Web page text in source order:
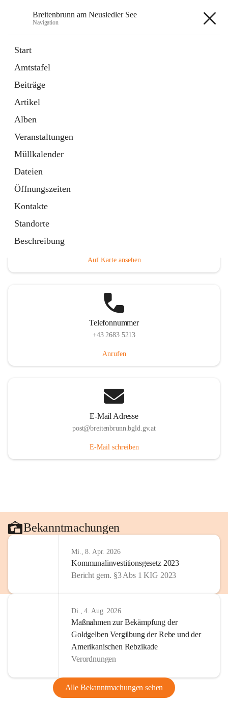
Breitenbrunn am Neusiedler See
Navigation
Start
Amtstafel
Beiträge
Artikel
Alben
Veranstaltungen
Müllkalender
Dateien
Öffnungszeiten
Kontakte
Standorte
Beschreibung
18 Schnellzugriffe
Gemeindeservice
Auf Karte ansehen
Telefonnummer
+43 2683 5213
Anrufen
E-Mail Adresse
post@breitenbrunn.bgld.gv.at
E-Mail schreiben
Bekanntmachungen
Mi., 8. Apr. 2026
Kommunalinvestitionsgesetz 2023
Bericht gem. §3 Abs 1 KIG 2023
Di., 4. Aug. 2026
Maßnahmen zur Bekämpfung der
Goldgelben Vergilbung der Rebe und der
Amerikanischen Rebzikade
Verordnungen
Alle Bekanntmachungen sehen